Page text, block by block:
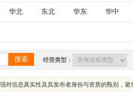
华北 东北 华东 华中
海南 贵州 云南 西藏
搜索 经营类型：
对信息真实性及其发布者身份与资质的甄别，